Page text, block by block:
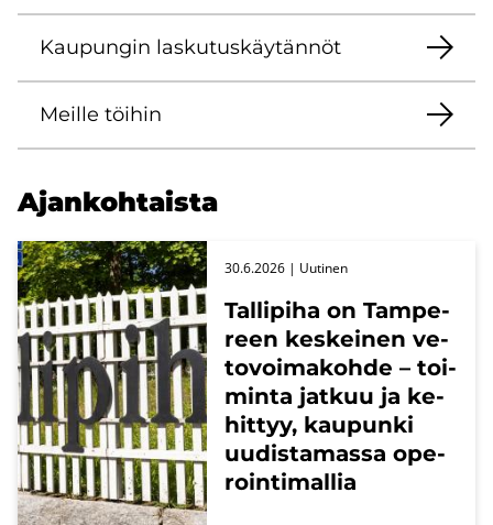
Kau­pun­gin las­ku­tus­käy­tän­nöt
Meil­le töi­hin
Ajan­koh­tais­ta
Tal­li­pi­ha on Tam­pe­
reen kes­kei­nen ve­
to­voi­ma­koh­de – toi­
min­ta jat­kuu ja ke­
hit­tyy, kau­pun­ki
uu­dis­ta­mas­sa ope­
roin­ti­mal­lia
30.6.2026 | Uu­ti­nen